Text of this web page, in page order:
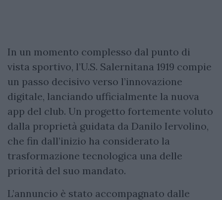
In un momento complesso dal punto di
vista sportivo, l’U.S. Salernitana 1919 compie
un passo decisivo verso l’innovazione
digitale, lanciando ufficialmente la nuova
app del club. Un progetto fortemente voluto
dalla proprietà guidata da Danilo Iervolino,
che fin dall’inizio ha considerato la
trasformazione tecnologica una delle
priorità del suo mandato.
L’annuncio è stato accompagnato dalle